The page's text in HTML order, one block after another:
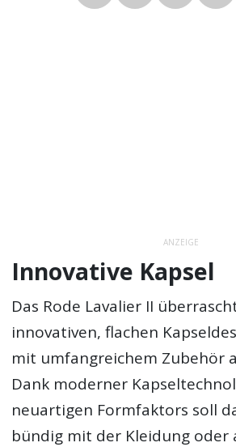
ANZEIGE
Innovative Kapsel
Das Rode Lavalier II
innovativen, flachen
mit umfangreichem Zubehör
Dank moderner
neuartigen Formfaktors soll
bündig mit der Kleidung oder